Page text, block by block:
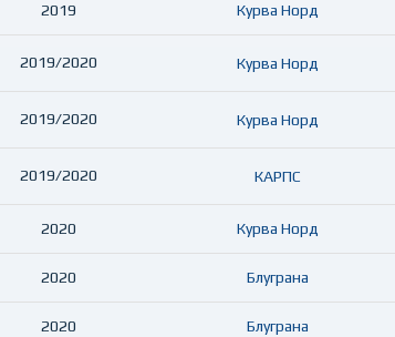
2019 Курва Норд
2019/2020 Курва Норд
2019/2020 Курва Норд
2019/2020 КАРПС
2020 Курва Норд
2020 Блуграна
2020 Блуграна